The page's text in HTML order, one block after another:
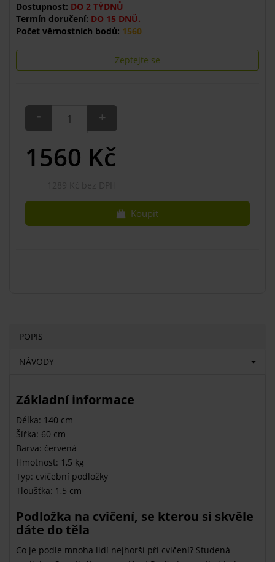
Dostupnost: DO 2 TÝDNŮ
Termín doručení: DO 15 DNŮ.
Počet věrnostních bodů: 1560
Zeptejte se
- +
1560 Kč
Koupit
POPIS
NÁVODY
Základní informace
Délka: 140 cm
Šířka: 60 cm
Barva: červená
Hmotnost: 1,5 kg
Typ: cvičební podložky
Tloušťka: 1,5 cm
Podložka na cvičení, se kterou si skvěle
dáte do těla
Co je podle mnoha lidí nejhorší při cvičení? Studená